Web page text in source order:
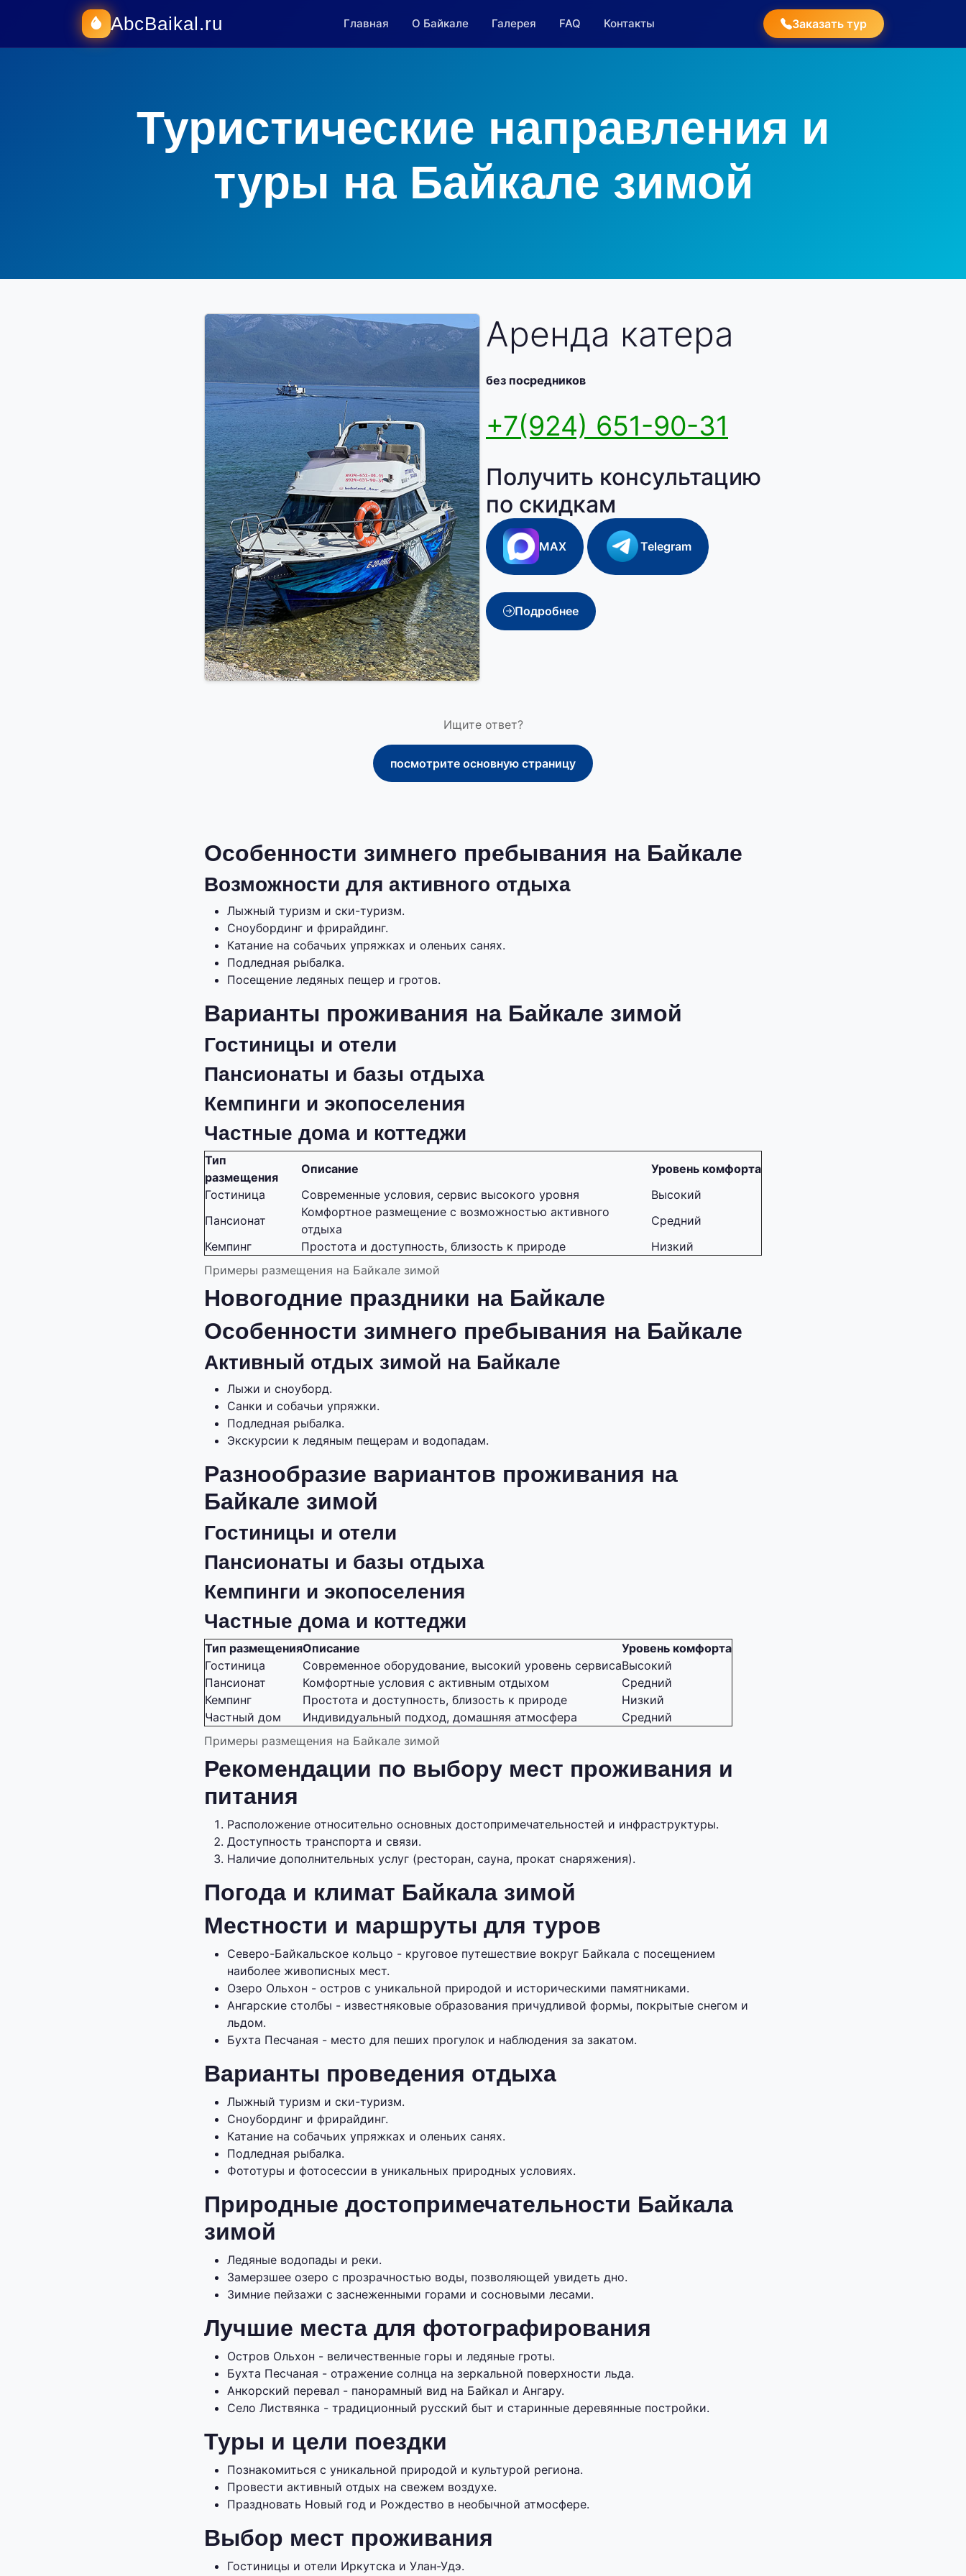
AbcBaikal.ru Главная О Байкале Галерея FAQ Контакты Заказать тур
Туристические направления и
туры на Байкале зимой
Аренда катера
без посредников
+7(924) 651-90-31
Получить консультацию
по скидкам
MAX Telegram
Подробнее
Ищите ответ?
посмотрите основную страницу
Особенности зимнего пребывания на Байкале
Возможности для активного отдыха
Лыжный туризм и ски-туризм.
Сноубординг и фрирайдинг.
Катание на собачьих упряжках и оленьих санях.
Подледная рыбалка.
Посещение ледяных пещер и гротов.
Варианты проживания на Байкале зимой
Гостиницы и отели
Пансионаты и базы отдыха
Кемпинги и экопоселения
Частные дома и коттеджи
Примеры размещения на Байкале зимой
Тип
размещения
Описание
Уровень комфорта
Гостиница
Современные условия, сервис высокого уровня
Высокий
Пансионат
Комфортное размещение с возможностью активного
отдыха
Средний
Кемпинг
Простота и доступность, близость к природе Низкий
Новогодние праздники на Байкале
Особенности зимнего пребывания на Байкале
Активный отдых зимой на Байкале
Лыжи и сноуборд.
Санки и собачьи упряжки.
Подледная рыбалка.
Экскурсии к ледяным пещерам и водопадам.
Разнообразие вариантов проживания на
Байкале зимой
Гостиницы и отели
Пансионаты и базы отдыха
Кемпинги и экопоселения
Частные дома и коттеджи
Примеры размещения на Байкале зимой
Тип размещенияОписание
Уровень комфорта
Гостиница
Современное оборудование, высокий уровень сервисаВысокий
Пансионат
Комфортные условия с активным отдыхом
Средний
Кемпинг
Простота и доступность, близость к природе
Низкий
Частный дом
Индивидуальный подход, домашняя атмосфера Средний
Рекомендации по выбору мест проживания и
питания
Расположение относительно основных достопримечательностей и инфраструктуры.
Доступность транспорта и связи.
Наличие дополнительных услуг (ресторан, сауна, прокат снаряжения).
Погода и климат Байкала зимой
Местности и маршруты для туров
Северо-Байкальское кольцо - круговое путешествие вокруг Байкала с посещением
наиболее живописных мест.
Озеро Ольхон - остров с уникальной природой и историческими памятниками.
Ангарские столбы - известняковые образования причудливой формы, покрытые снегом и
льдом.
Бухта Песчаная - место для пеших прогулок и наблюдения за закатом.
Варианты проведения отдыха
Лыжный туризм и ски-туризм.
Сноубординг и фрирайдинг.
Катание на собачьих упряжках и оленьих санях.
Подледная рыбалка.
Фототуры и фотосессии в уникальных природных условиях.
Природные достопримечательности Байкала
зимой
Ледяные водопады и реки.
Замерзшее озеро с прозрачностью воды, позволяющей увидеть дно.
Зимние пейзажи с заснеженными горами и сосновыми лесами.
Лучшие места для фотографирования
Остров Ольхон - величественные горы и ледяные гроты.
Бухта Песчаная - отражение солнца на зеркальной поверхности льда.
Анкорский перевал - панорамный вид на Байкал и Ангару.
Село Листвянка - традиционный русский быт и старинные деревянные постройки.
Туры и цели поездки
Познакомиться с уникальной природой и культурой региона.
Провести активный отдых на свежем воздухе.
Праздновать Новый год и Рождество в необычной атмосфере.
Выбор мест проживания
Гостиницы и отели Иркутска и Улан-Удэ.